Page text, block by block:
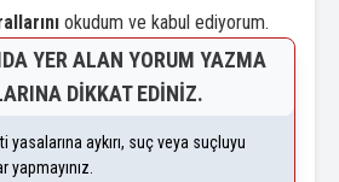
okudum ve kabul ediyorum.
YER ALAN YORUM YAZMA
DIKKAT EDINIZ.
yasalarına aykırı, suç veya suçluyu